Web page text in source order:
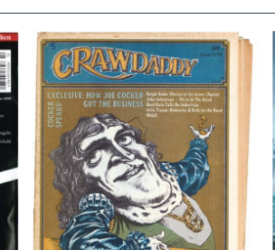
Crawdaddy – June/11/72